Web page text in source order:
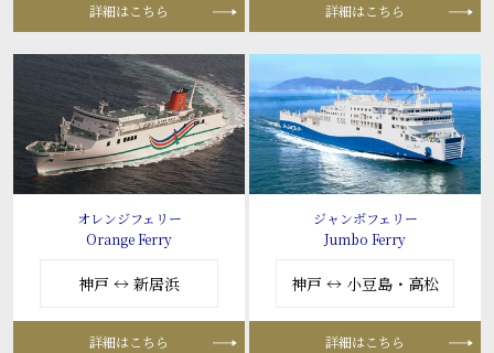
詳細はこちら 詳細はこちら
オレンジフェリー
Orange Ferry
神戸 ↔ 新居浜
詳細はこちら
ジャンボフェリー
Jumbo Ferry
神戸 ↔ 小豆島・高松
詳細はこちら